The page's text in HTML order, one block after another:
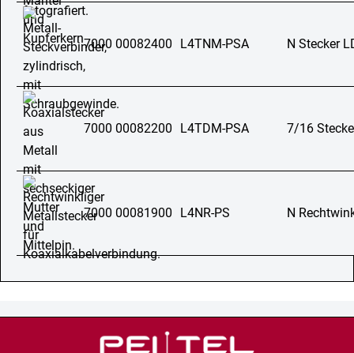
7000 00082400 L4TNM-PSA N Stecker
7000 00082200 L4TDM-PSA 7/16
7000 00081900 L4NR-PS N